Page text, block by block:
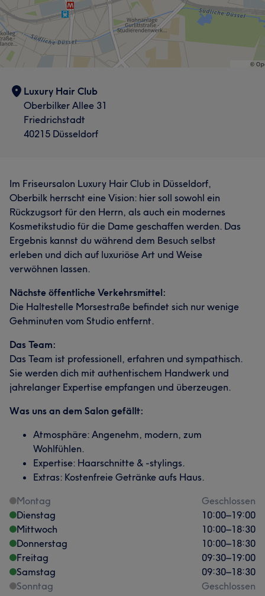
Luxury Hair Club
Oberbilker Allee 31
Friedrichstadt
40215 Düsseldorf
Im Friseursalon Luxury Hair Club in Düsseldorf,
Oberbilk herrscht eine Vision: hier soll sowohl ein
Rückzugsort für den Herrn, als auch ein modernes
Kosmetikstudio für die Dame geschaffen werden. Das
Ergebnis kannst du während dem Besuch selbst
erleben und dich auf luxuriöse Art und Weise
verwöhnen lassen.
Nächste öffentliche Verkehrsmittel:
Die Haltestelle Morsestraße befindet sich nur wenige
Gehminuten vom Studio entfernt.
Das Team:
Das Team ist professionell, erfahren und sympathisch.
Sie werden dich mit authentischem Handwerk und
jahrelanger Expertise empfangen und überzeugen.
Was uns an dem Salon gefällt:
Atmosphäre: Angenehm, modern, zum
Wohlfühlen.
Expertise: Haarschnitte & -stylings.
Extras: Kostenfreie Getränke aufs Haus.
Montag
Geschlossen
Dienstag
10:00–19:00
Mittwoch
10:00–18:30
Donnerstag
10:00–18:30
Freitag
09:30–19:00
Samstag
09:30–18:30
Sonntag
Geschlossen